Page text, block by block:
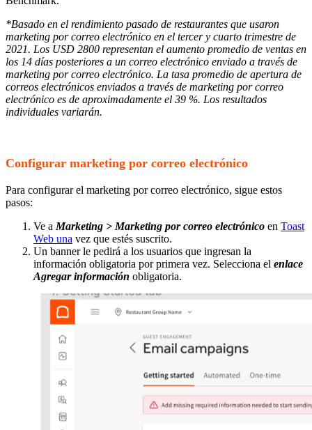
*Basado en el rendimiento pasado de restaurantes que usaron
marketing por correo electrónico en el tercer y cuarto trimestre de
2021. Los USD 2800 representan el aumento promedio de ventas en
los 14 días posteriores a un correo electrónico enviado a través de
marketing por correo electrónico. La tasa promedio de apertura de
correos electrónicos enviados a través de marketing por correo
electrónico es de aproximadamente el 39 %. Los resultados
individuales variarán.
Configurar marketing por correo electrónico
Para configurar el marketing por correo electrónico, sigue estos
pasos:
Ve a Marketing > Marketing por correo electrónico en Toast
Web una vez que estés suscrito.
Un banner le pedirá a los usuarios que ingresan la
información obligatoria por primera vez. Selecciona el enlace
Agregar información obligatoria.